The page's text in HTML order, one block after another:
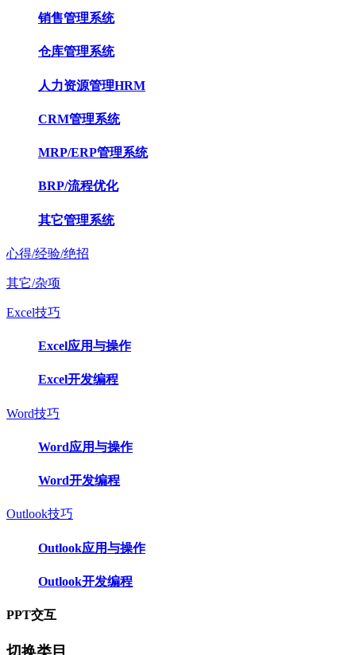
销售管理系统
仓库管理系统
人力资源管理HRM
CRM管理系统
MRP/ERP管理系统
BRP/流程优化
其它管理系统
心得/经验/绝招
其它/杂项
Excel技巧
Excel应用与操作
Excel开发编程
Word技巧
Word应用与操作
Word开发编程
Outlook技巧
Outlook应用与操作
Outlook开发编程
PPT交互
切换类目